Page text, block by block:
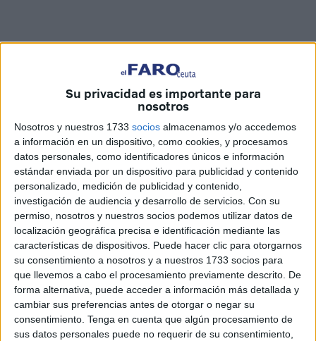
Su privacidad es importante para
nosotros
Nosotros y nuestros 1733 socios almacenamos y/o accedemos
a información en un dispositivo, como cookies, y procesamos
datos personales, como identificadores únicos e información
estándar enviada por un dispositivo para publicidad y contenido
personalizado, medición de publicidad y contenido,
investigación de audiencia y desarrollo de servicios. Con su
permiso, nosotros y nuestros socios podemos utilizar datos de
localización geográfica precisa e identificación mediante las
características de dispositivos. Puede hacer clic para otorgarnos
su consentimiento a nosotros y a nuestros 1733 socios para
que llevemos a cabo el procesamiento previamente descrito. De
forma alternativa, puede acceder a información más detallada y
cambiar sus preferencias antes de otorgar o negar su
consentimiento. Tenga en cuenta que algún procesamiento de
sus datos personales puede no requerir de su consentimiento,
La imagen Titular Cristífera de la
Hermandad de Nuestro
Padre Jesús Caídoy la Virgen Santísima de la Amargura
ha permanecido este domingo expuesta en Devoto
Besamanos, en la sede canónica de la corporación, la
parroquia de San Juan de Dios de Ceuta, con motivo de la
celebración de sus Cultos, que se han desarrollado a lo
largo de esta semana y que consistían en un Solemne
Triduo.
Muchos han sido los hermanos y devotos que se han
acercado en la mañana de este 19 de marzo hasta la
parroquia delbarrio de Villajovita para presentar sus
respetos hacia la imagen de Nuestro Padre Jesús Caído,